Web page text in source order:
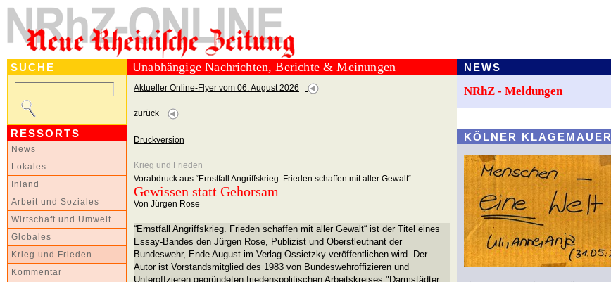
SUCHE
RESSORTS
News
Lokales
Inland
Arbeit und Soziales
Wirtschaft und Umwelt
Globales
Krieg und Frieden
Kommentar
Unabhängige Nachrichten, Berichte & Meinungen
Aktueller Online-Flyer vom 06. August 2026
zurück
Druckversion
Krieg und Frieden
Vorabdruck aus “Ernstfall Angriffskrieg. Frieden schaffen mit aller Gewalt“
Gewissen statt Gehorsam
Von Jürgen Rose
“Ernstfall Angriffskrieg. Frieden schaffen mit aller Gewalt“ ist der Titel eines
Essay-Bandes den Jürgen Rose, Publizist und Oberstleutnant der
Bundeswehr, Ende August im Verlag Ossietzky veröffentlichen wird. Der
Autor ist Vorstandsmitglied des 1983 von Bundeswehroffizieren und
Unteroffzieren gegründeten friedenspolitischen Arbeitskreises "Darmstädter
NEWS
NRhZ - Meldungen
KÖLNER KLAGEMAUER